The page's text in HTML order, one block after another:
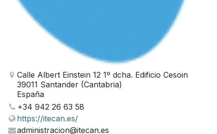
Calle Albert Einstein 12 1º dcha. Edificio Cesoin
39011 Santander (Cantabria)
España
+34 942 26 63 58
https://itecan.es/
administracion@itecan.es